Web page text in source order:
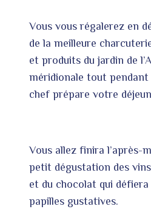
Vous vous régalerez en
de la meilleure
et produits du jardin de
méridionale tout pendant
chef prépare votre
Vous allez finira l’après-
petit dégustation des
et du chocolat qui défiera
papilles gustatives.